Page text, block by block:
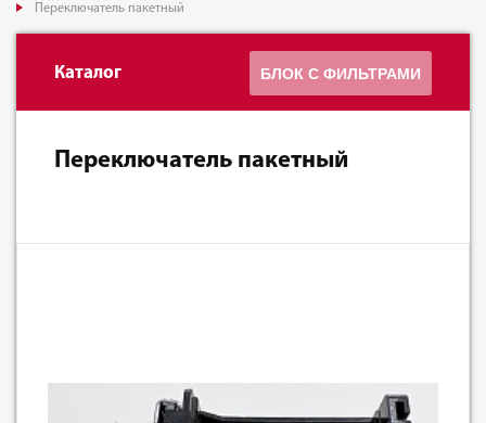
Переключатель пакетный
Каталог БЛОК С ФИЛЬТРАМИ
Переключатель пакетный